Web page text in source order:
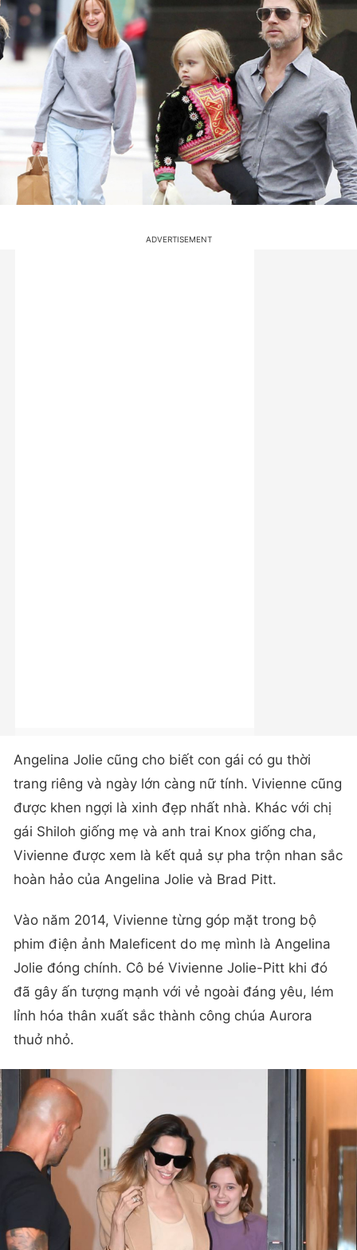
Angelina Jolie cũng cho biết con gái có gu thời
trang riêng và ngày lớn càng nữ tính. Vivienne cũng
được khen ngợi là xinh đẹp nhất nhà. Khác với chị
gái Shiloh giống mẹ và anh trai Knox giống cha,
Vivienne được xem là kết quả sự pha trộn nhan sắc
hoàn hảo của Angelina Jolie và Brad Pitt.
Vào năm 2014, Vivienne từng góp mặt trong bộ
phim điện ảnh Maleficent do mẹ mình là Angelina
Jolie đóng chính. Cô bé Vivienne Jolie-Pitt khi đó
đã gây ấn tượng mạnh với vẻ ngoài đáng yêu, lém
lỉnh hóa thân xuất sắc thành công chúa Aurora
thuở nhỏ.